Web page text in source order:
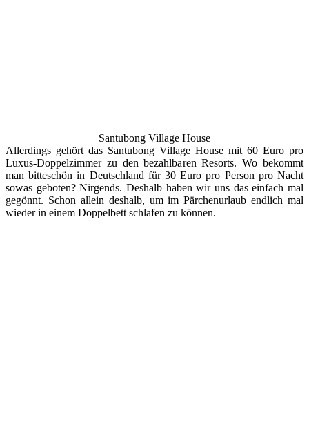
Santubong Village House
Allerdings gehört das Santubong Village House mit 60 Euro pro
Luxus-Doppelzimmer zu den bezahlbaren Resorts. Wo bekommt
man bitteschön in Deutschland für 30 Euro pro Person pro Nacht
sowas geboten? Nirgends. Deshalb haben wir uns das einfach mal
gegönnt. Schon allein deshalb, um im Pärchenurlaub endlich mal
wieder in einem Doppelbett schlafen zu können.